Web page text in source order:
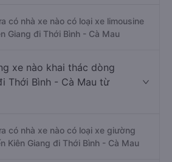
có nhà xe nào có loại xe limousine
Giang đi Thới Bình - Cà Mau
xe nào khai thác dòng
Thới Bình - Cà Mau từ
có nhà xe nào có loại xe giường
Kiên Giang đi Thới Bình - Cà Mau